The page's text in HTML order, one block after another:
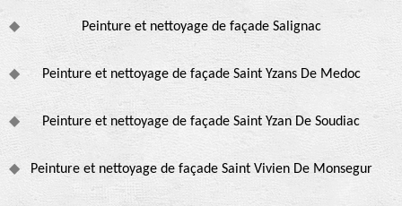
Peinture et nettoyage de façade Salignac
Peinture et nettoyage de façade Saint Yzans De Medoc
Peinture et nettoyage de façade Saint Yzan De Soudiac
Peinture et nettoyage de façade Saint Vivien De Monsegur